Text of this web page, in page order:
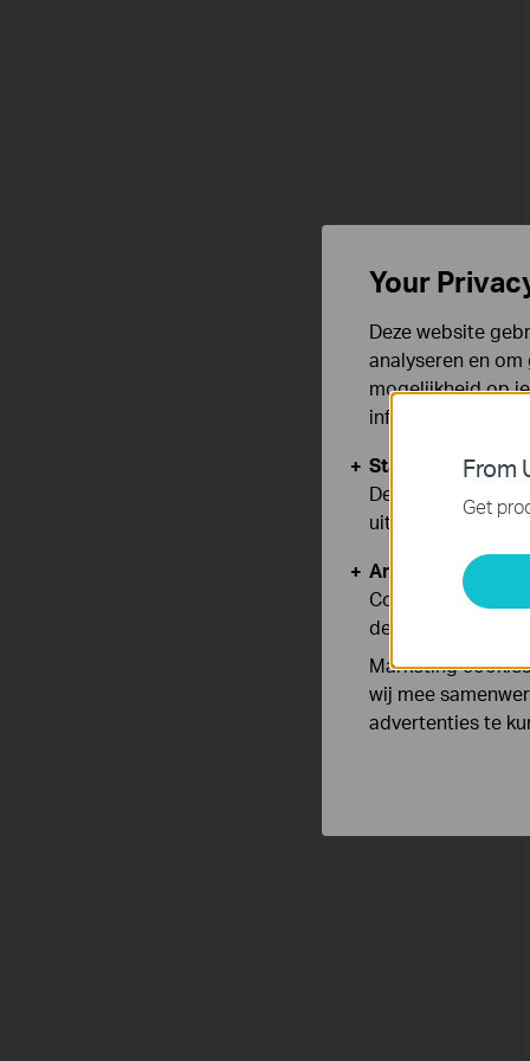
From
Get
Your
Deze website
analyseren en
mogelijkheid op
informatie.
Standaard
Deze cookies zijn
uitgeschakeld.
Analyse en
Cookies voor
de functionaliteit
Marketing
wij mee
advertenties te